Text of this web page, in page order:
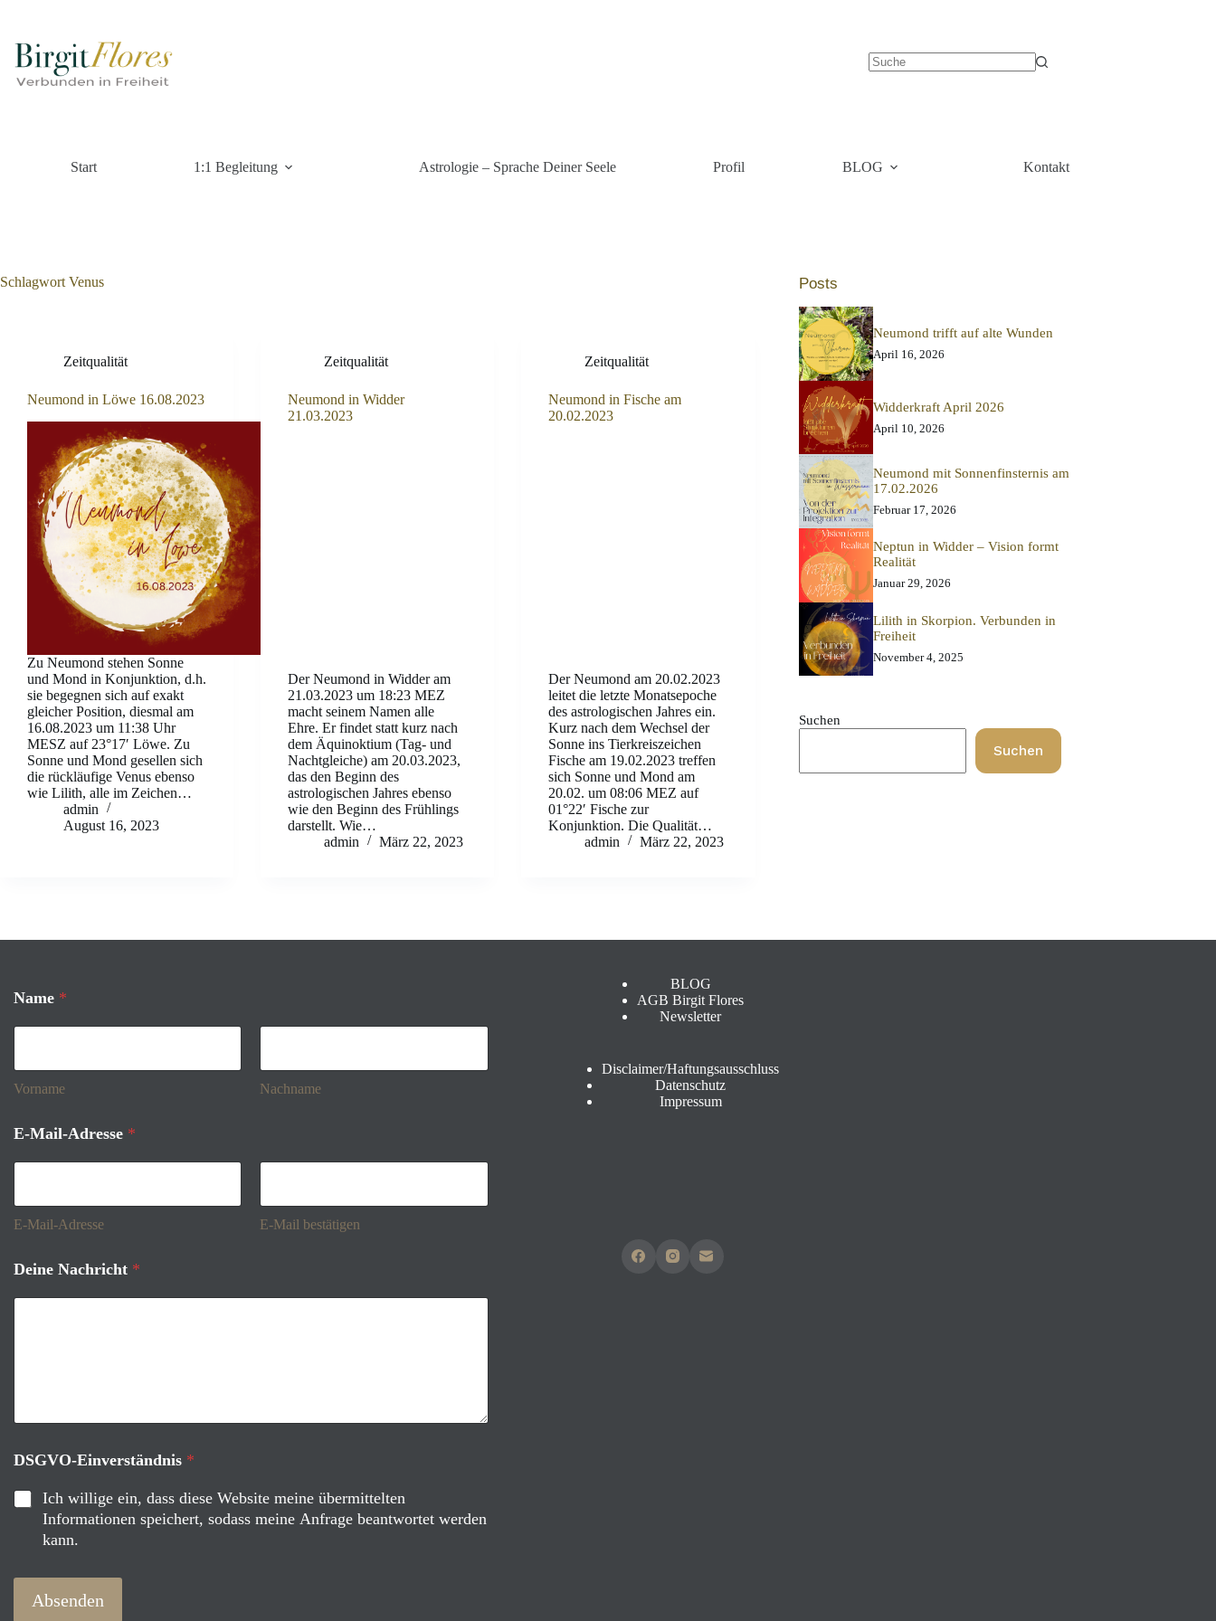
Start 1:1 Begleitung Astrologie – Sprache Deiner Seele Profil BLOG Kontakt
Schlagwort Venus
Zeitqualität
Neumond in Löwe 16.08.2023
Zu Neumond stehen Sonne
und Mond in Konjunktion, d.h.
sie begegnen sich auf exakt
gleicher Position, diesmal am
16.08.2023 um 11:38 Uhr
MESZ auf 23°17′ Löwe. Zu
Sonne und Mond gesellen sich
die rückläufige Venus ebenso
wie Lilith, alle im Zeichen…
admin
August 16, 2023
Zeitqualität
Neumond in Widder
21.03.2023
Der Neumond in Widder am
21.03.2023 um 18:23 MEZ
macht seinem Namen alle
Ehre. Er findet statt kurz nach
dem Äquinoktium (Tag- und
Nachtgleiche) am 20.03.2023,
das den Beginn des
astrologischen Jahres ebenso
wie den Beginn des Frühlings
darstellt. Wie…
admin
März 22, 2023
Zeitqualität
Neumond in Fische am
20.02.2023
Der Neumond am 20.02.2023
leitet die letzte Monatsepoche
des astrologischen Jahres ein.
Kurz nach dem Wechsel der
Sonne ins Tierkreiszeichen
Fische am 19.02.2023 treffen
sich Sonne und Mond am
20.02. um 08:06 MEZ auf
01°22′ Fische zur
Konjunktion. Die Qualität…
admin
März 22, 2023
Posts
Neumond trifft auf alte Wunden
April 16, 2026
Widderkraft April 2026
April 10, 2026
Neumond mit Sonnenfinsternis am
17.02.2026
Februar 17, 2026
Neptun in Widder – Vision formt
Realität
Januar 29, 2026
Lilith in Skorpion. Verbunden in
Freiheit
November 4, 2025
Suchen
Suchen
Name *
Vorname Nachname
E-Mail-Adresse *
E-Mail-Adresse E-Mail bestätigen
Deine Nachricht *
a
e
h
DSGVO-Einverständnis *
Ich willige ein, dass diese Website meine übermittelten
Informationen speichert, sodass meine Anfrage beantwortet werden
kann.
Absenden
BLOG
AGB Birgit Flores
Newsletter
Disclaimer/Haftungsausschluss
Datenschutz
Impressum